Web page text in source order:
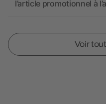
l’article promotionnel à
Voir